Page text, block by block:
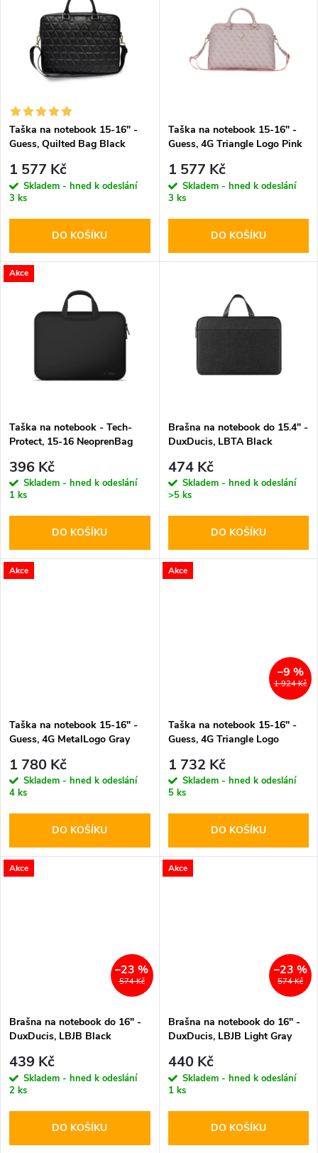
í
p
r
o
d
u
Abecedně
s
p
r
o
d
Taška na notebook 15-16" -
Guess, Quilted Bag Black
1 577 Kč
Skladem - hned k odeslání
3 ks
DO KOŠÍKU
Taška na notebook 15-16" -
Guess, 4G Triangle Logo Pink
1 577 Kč
Skladem - hned k odeslání
3 ks
DO KOŠÍKU
Akce
Taška na notebook - Tech-
Protect, 15-16 NeoprenBag
396 Kč
Skladem - hned k odeslání
1 ks
DO KOŠÍKU
Brašna na notebook do 15.4" -
DuxDucis, LBTA Black
474 Kč
Skladem - hned k odeslání
>5 ks
DO KOŠÍKU
Akce
Taška na notebook 15-16" -
Guess, 4G MetalLogo Gray
1 780 Kč
Skladem - hned k odeslání
4 ks
DO KOŠÍKU
Akce
1 924 Kč
–9 %
Taška na notebook 15-16" -
Guess, 4G Triangle Logo
1 732 Kč
Skladem - hned k odeslání
5 ks
DO KOŠÍKU
Akce
574 Kč
–23 %
Brašna na notebook do 16" -
DuxDucis, LBJB Black
439 Kč
Skladem - hned k odeslání
2 ks
DO KOŠÍKU
Akce
574 Kč
–23 %
Brašna na notebook do 16" -
DuxDucis, LBJB Light Gray
440 Kč
Skladem - hned k odeslání
1 ks
DO KOŠÍKU